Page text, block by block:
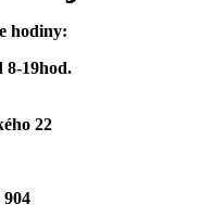
hodiny:
8-19hod.
22
904